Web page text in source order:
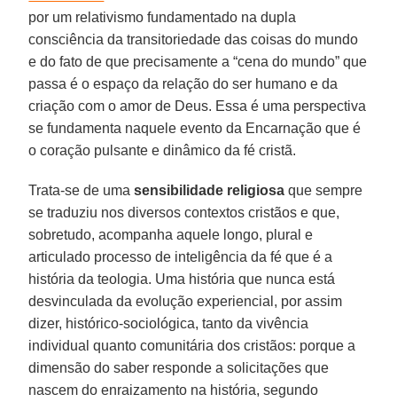
por um relativismo fundamentado na dupla
consciência da transitoriedade das coisas do mundo
e do fato de que precisamente a “cena do mundo” que
passa é o espaço da relação do ser humano e da
criação com o amor de Deus. Essa é uma perspectiva
se fundamenta naquele evento da Encarnação que é
o coração pulsante e dinâmico da fé cristã.
Trata-se de umasensibilidade religiosa que sempre
se traduziu nos diversos contextos cristãos e que,
sobretudo, acompanha aquele longo, plural e
articulado processo de inteligência da fé que é a
história da teologia. Uma história que nunca está
desvinculada da evolução experiencial, por assim
dizer, histórico-sociológica, tanto da vivência
individual quanto comunitária dos cristãos: porque a
dimensão do saber responde a solicitações que
nascem do enraizamento na história, segundo